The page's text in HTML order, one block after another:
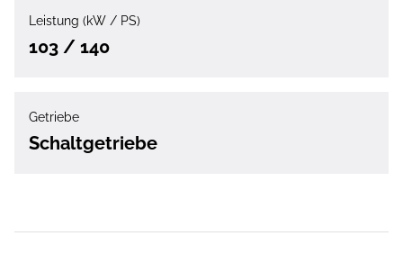
Leistung (kW / PS)
103 / 140
Getriebe
Schaltgetriebe